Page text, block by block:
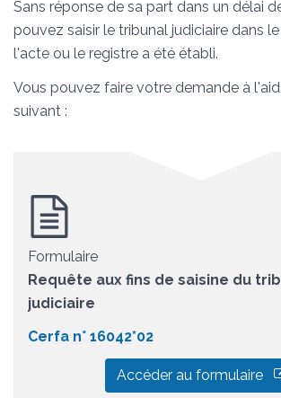
Sans réponse de sa part dans un délai
pouvez saisir le tribunal judiciaire dans
l'acte ou le registre a été établi.
Vous pouvez faire votre demande à
suivant :
Formulaire
Requête aux fins de saisine du
judiciaire
Cerfa n° 16042*02
Accéder au formulaire